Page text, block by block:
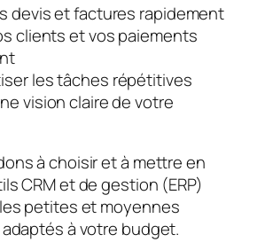
devis et factures rapidement
clients et vos paiements
les tâches répétitives
vision claire de votre
à choisir et à mettre en
CRM et de gestion (ERP)
petites et moyennes
à votre budget.